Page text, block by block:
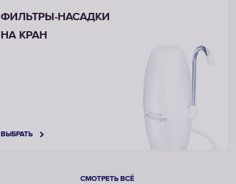
ФИЛЬТРЫ-НАСАДКИ
НА КРАН
ВЫБРАТЬ
СМОТРЕТЬ ВСЁ